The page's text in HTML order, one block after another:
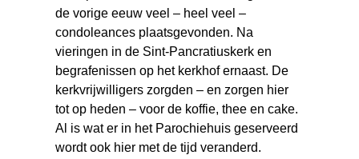
de vorige eeuw veel – heel veel –
condoleances plaatsgevonden. Na
vieringen in de Sint-Pancratiuskerk en
begrafenissen op het kerkhof ernaast. De
kerkvrijwilligers zorgden – en zorgen hier
tot op heden – voor de koffie, thee en cake.
Al is wat er in het Parochiehuis geserveerd
wordt ook hier met de tijd veranderd.